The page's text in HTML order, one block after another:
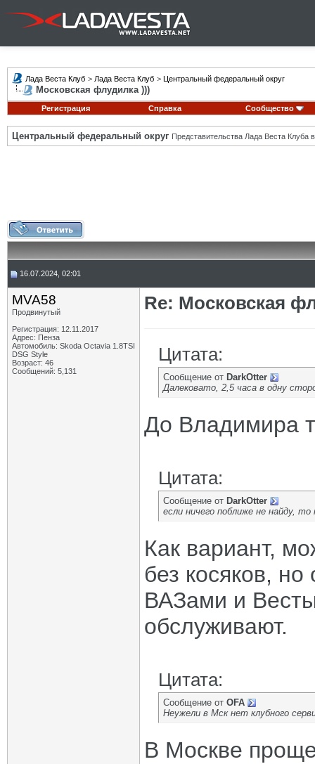
Лада Веста Клуб > Лада Веста Клуб > Центральный федеральный округ
Московская флудилка )))
Регистрация Справка Сообщество
Центральный федеральный округ Представительства Лада Веста Клуба
16.07.2024, 02:01
MVA58
Продвинутый
Регистрация: 12.11.2017
Адрес: Пенза
Автомобиль: Skoda Octavia 1.8TSI
DSG Style
Возраст: 46
Сообщений: 5,131
Re: Московская
Цитата:
Сообщение от DarkOtter
Далековато, 2,5 часа в одну
До Владимира
Цитата:
Сообщение от DarkOtter
если ничего поближе не найду,
Как вариант,
без косяков,
ВАЗами и
обслуживают.
Цитата:
Сообщение от OFA
Неужели в Мск нет клубного
В Москве